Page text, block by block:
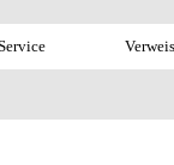
▼ ▼